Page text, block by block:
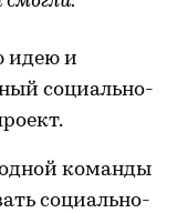
идею и
социально-
команды
социально-